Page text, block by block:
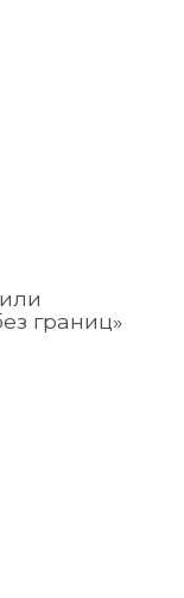
границ»